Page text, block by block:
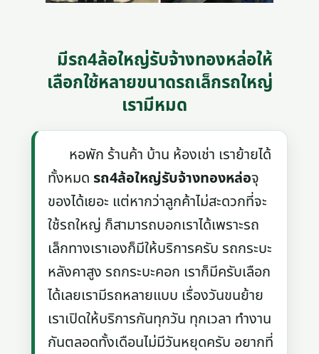
มีรถ4ล้อใหญ่รับจ้างทองหล่อให้
เลือกใช้หลายขนาดรถเล็กรถใหญ่
เรามีหมด
หอพัก ร้านค้า บ้าน ห้องเช่า เราย้ายได้
ทั้งหมดรถ4ล้อใหญ่รับจ้างทองหล่อจุ
ของได้เยอะ แต่หากว่าลูกค้าไม่สะดวกที่จะ
ใช้รถใหญ่ ก็สามารถบอกเราได้เพราะรถ
เล็กทางเราเองก็มีให้บริการครับ รถกระบะ
หลังคาสูง รถกระบะคอก เราก็มีครับเลือก
ได้เลยเรามีรถหลายแบบ เรื่องวันขนย้าย
เราเปิดให้บริการกันทุกวัน ทุกเวลา ทำงาน
กันตลอดทั้งเดือนไม่มีวันหยุดครับ อยากที่